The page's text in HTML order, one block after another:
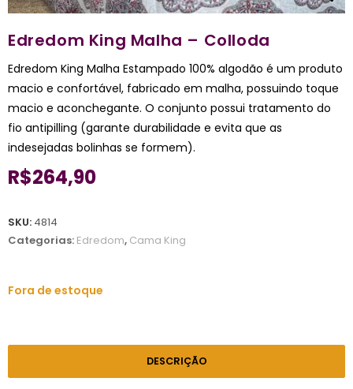
Edredom King Malha – Colloda
Edredom King Malha Estampado 100% algodão é um produto
macio e confortável, fabricado em malha, possuindo toque
macio e aconchegante. O conjunto possui tratamento do
fio antipilling (garante durabilidade e evita que as
indesejadas bolinhas se formem).
R$264,90
SKU: 4814
Categorias: Edredom, Cama King
Fora de estoque
DESCRIÇÃO